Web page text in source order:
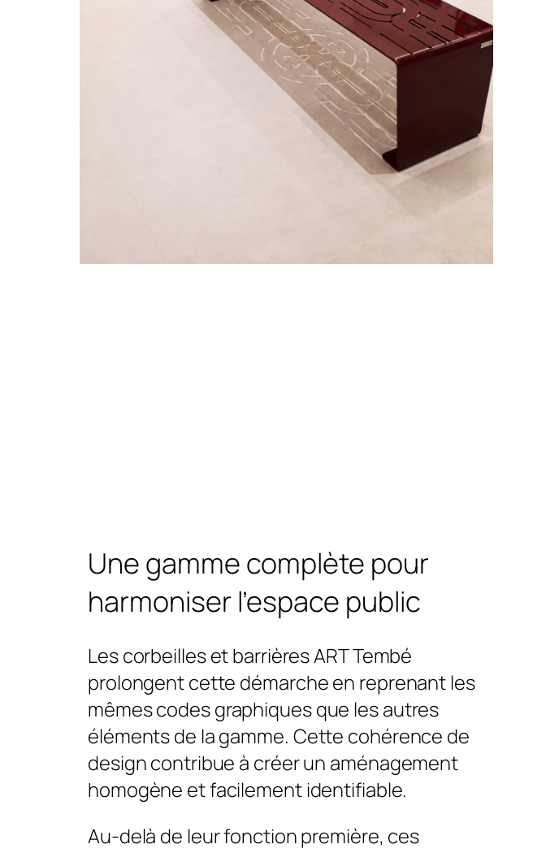
Une gamme complète pour
harmoniser l’espace public
Les corbeilles et barrières ART Tembé
prolongent cette démarche en reprenant les
mêmes codes graphiques que les autres
éléments de la gamme. Cette cohérence de
design contribue à créer un aménagement
homogène et facilement identifiable.
Au-delà de leur fonction première, ces